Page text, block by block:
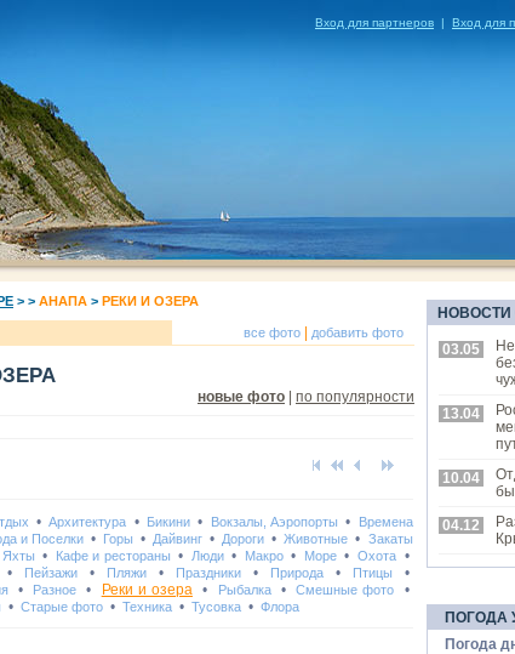
Вход для партнеров | Вход для
> > АНАПА > РЕКИ И ОЗЕРА
все фото добавить фото
новые фото по популярности
•Архитектура • Бикини • Вокзалы, Аэропорты •
Времена
и Поселки• Горы •Дайвинг •Дороги •Животные • Закаты
Яхты • Кафе и рестораны • Люди• Макро• Море• Охота •
Пейзажи • Пляжи • Праздники• Природа• Птицы •
• Разное • Реки и озера• Рыбалка•Смешные фото •
• Старые фото• Техника• Тусовка• Флора
НОВОСТИ
03.05
13.04
10.04
04.12
ПОГОДА
Погода